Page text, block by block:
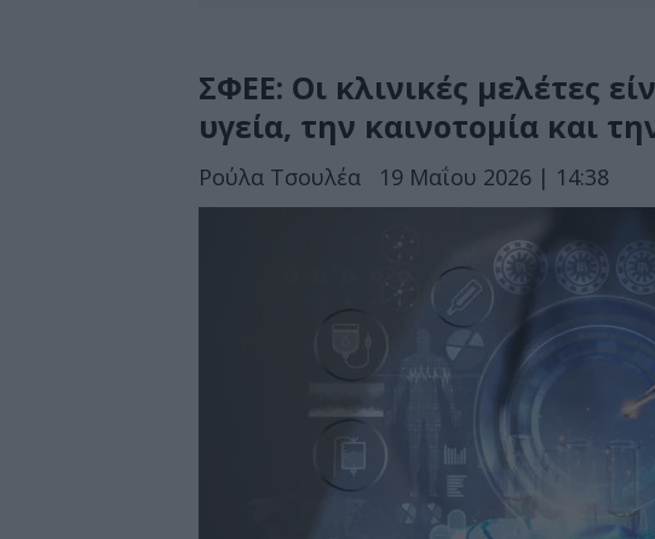
ΣΦΕΕ: Οι κλινικές μελέτες
υγεία, την καινοτομία και
Ρούλα Τσουλέα 19 Μαΐου 2026 | 14:38